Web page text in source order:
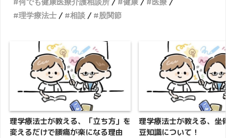
何でも健康医療介護相談所
健康
医療
理学療法士
相談 股関節
理学療法士が教える、「立ち方」を
変えるだけで腰痛が楽になる理由
理学療法士が教える、坐
豆知識について！